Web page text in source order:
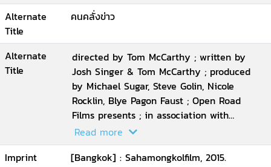
Alternate
Title
คนคลั่งข่าว
Alternate
Title
directed by Tom McCarthy ; written by
Josh Singer & Tom McCarthy ; produced
by Michael Sugar, Steve Golin, Nicole
Rocklin, Blye Pagon Faust ; Open Road
Films presents ; in association with
Participant Media and First Look Media ;
an Anonymous Content production ; a
Rocklin
Read more
Imprint
[Bangkok] : Sahamongkolfilm, 2015.